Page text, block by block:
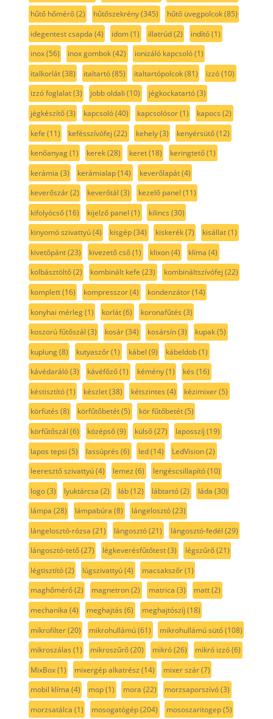
hűtő hőmérő(2) hűtőszekrény(345) hűtő üvegpolcok(85)
idegentest csapda (4) idom(1) illatrúd(2) indító(1)
inox(56) inox gombok(42) ionizáló kapcsoló(1)
italkorlát(38) italtartó(85) italtartópolcok(81) izzó(10)
izzó foglalat(3) jobb oldali (10) jégkockatartó(3)
jégkészítő(3) kapcsoló(40) kapcsolósor(1) kapocs (2)
kefe (11) kefésszívófej (22) kehely(3) kenyérsütő(12)
kenőanyag(1) kerek(28) keret(18) keringtető(1)
kerámia (3) kerámialap(14) keverőlapát(4)
keverőszár(2) keverőtál (3) kezelő panel (11)
kifolyócső(16) kijelző panel (1) kilincs (30)
kinyomó szivattyú(4) kisgép(34) kiskerék(7) kisállat(1)
kivetőpánt(23) kivezető cső(1) klixon(4) klíma (4)
kolbásztöltő(2) kombinált kefe (23) kombináltszívófej (22)
komplett(16) kompresszor(4) kondenzátor(14)
konyhai mérleg(1) korlát(6) koronafűtés (3)
koszorú fűtőszál (3) kosár(34) kosársín(3) kupak(5)
kuplung(8) kutyaszőr(1) kábel (9) kábeldob(1)
kávédaráló(3) kávéfőző(1) kémény(1) kés (16)
késtisztító(1) készlet(38) kétszintes (4) kézimixer(5)
körfütés (8) körfűtőbetét(5) kör fűtőbetét(5)
körfűtőszál (6) középső(9) külső(27) laposszíj (19)
lapos tepsi (5) lassúprés (6) led(14) LedVision(2)
leeresztő szivattyú(4) lemez (6) lengéscsillapító(10)
logo(3) lyuktárcsa (2) láb(12) lábtartó(2) láda (30)
lámpa (28) lámpabúra (8) lángelosztó(23)
lángelosztó-rózsa (21) lángosztó(21) lángosztó-fedél (29)
lángosztó-tető(27) légkeverésfűtőtest(3) légszűrő(21)
légtisztító(2) lúgszivattyú(4) macsakszőr(1)
maghőmérő(2) magnetron(2) matrica (3) matt(2)
mechanika (4) meghajtás (6) meghajtószíj (18)
mikrofilter(20) mikrohullámú(61) mikrohullámú sütő(108)
mikroszálas (1) mikroszűrő(20) mikró(26) mikró izzó(6)
MixBox(1) mixergép alkatrész (14) mixer szár(7)
mobil klíma (4) mop(1) mora (22) morzsaporszívó(3)
morzsatálca (1) mosogatógép(204) mososzaritogep(5)